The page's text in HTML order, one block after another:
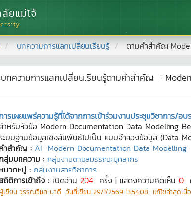
ยแม่โจ้
บทความการแลกเปลี่ยนเรียนรู้ ตามคำสำคัญ
บทความการแลกเปลี่ยนเรียนรู้ตามคำสำคัญ :
ารเผยแพร่ความรู้ที่ได้จากการเข้าร่วมงานประชุมวิชาการ/อ
ำหรับหัวข้อ Modern Documentation Data Modelling
ะบบฐานข้อมูลเชิงสัมพันธ์ไปเป็น แบบจำลองข้อมูล (Data
คำสำคัญ : AI Modern Documentation Data Modelling
ลุ่มบทความ : กลุ่มงานตามสมรรถนะบุคลากร
หมวดหมู่ : กลุ่มงานสายวิชาการ
ถิติการเข้าถึง : เปิดอ่าน 204 ครั้ง | แสดงความคิดเห็น 0
ผู้เขียน วรรณวิมล นาดี วันที่เขียน 29/1/2569 13:54:08 แก้ไขล่าสุดเมื่อ